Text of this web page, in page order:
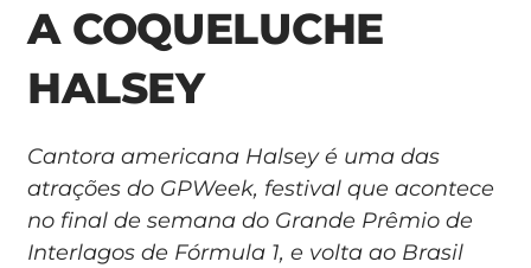
A COQUELUCHE
HALSEY
Cantora americana Halsey é uma das
atrações do GPWeek, festival que acontece
no final de semana do Grande Prêmio de
Interlagos de Fórmula 1, e volta ao Brasil